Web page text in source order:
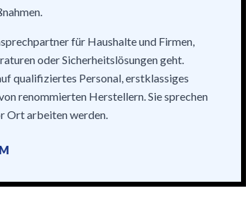
für Haushalte und Firmen,
oder Sicherheitslösungen geht.
qualifiziertes Personal, erstklassiges
renommierten Herstellern. Sie sprechen
Ort arbeiten werden.